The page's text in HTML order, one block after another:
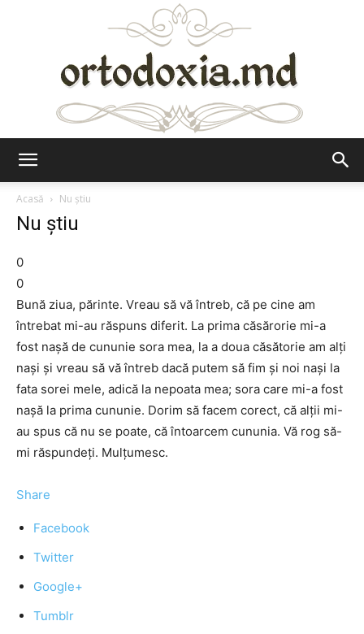
Acasă
Nu ştiu
Nu ştiu
0
0
Bună ziua, părinte. Vreau să vă întreb, că pe cine am
întrebat mi-au răspuns diferit. La prima căsărorie mi-a
fost naşă de cununie sora mea, la a doua căsătorie am alţi
naşi şi vreau să vă întreb dacă putem să fim şi noi naşi la
fata sorei mele, adică la nepoata mea; sora care mi-a fost
naşă la prima cununie. Dorim să facem corect, că alţii mi-
au spus că nu se poate, că întoarcem cununia. Vă rog să-
mi răspundeţi. Mulţumesc.
Share
Facebook
Twitter
Google+
Tumblr